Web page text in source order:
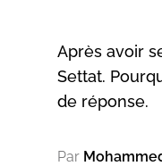
Après avoir
Settat.
de réponse.
Par